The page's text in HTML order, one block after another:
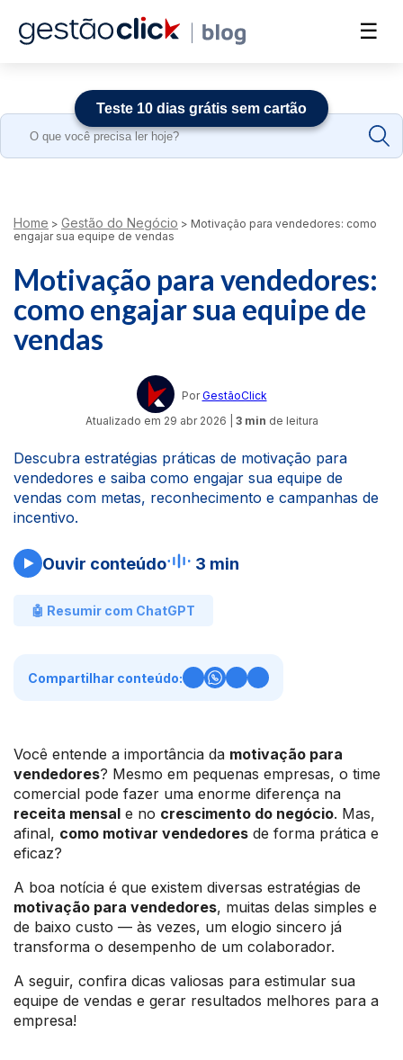
☰
Search
Home > Gestão do Negócio > Motivação para vendedores: como
engajar sua equipe de vendas
Motivação para vendedores:
como engajar sua equipe de
vendas
Por GestãoClick
Atualizado em 29 abr 2026 3 min de leitura
Descubra estratégias práticas de motivação para
vendedores e saiba como engajar sua equipe de
vendas com metas, reconhecimento e campanhas de
incentivo.
Ouvir conteúdo 3 min
🤖 Resumir com ChatGPT
Compartilhar conteúdo:
Você entende a importância da motivação para
vendedores? Mesmo em pequenas empresas, o time
comercial pode fazer uma enorme diferença na
receita mensal e no crescimento do negócio. Mas,
afinal, como motivar vendedores de forma prática e
eficaz?
A boa notícia é que existem diversas estratégias de
motivação para vendedores, muitas delas simples e
de baixo custo — às vezes, um elogio sincero já
transforma o desempenho de um colaborador.
A seguir, confira dicas valiosas para estimular sua
equipe de vendas e gerar resultados melhores para a
empresa!
Teste 10 dias grátis sem cartão